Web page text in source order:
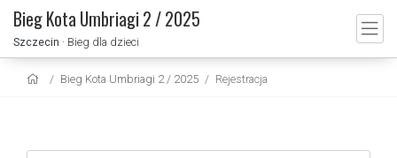
Bieg Kota Umbriagi 2 / 2025
Szczecin · Bieg dla dzieci
Bieg Kota Umbriagi 2 / 2025 Rejestracja